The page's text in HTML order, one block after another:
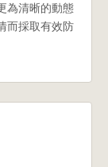
為清晰的動態
而採取有效防